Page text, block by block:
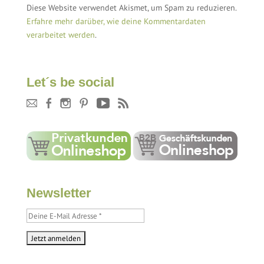
Diese Website verwendet Akismet, um Spam zu reduzieren.
Erfahre mehr darüber, wie deine Kommentardaten
verarbeitet werden.
Let´s be social
Newsletter